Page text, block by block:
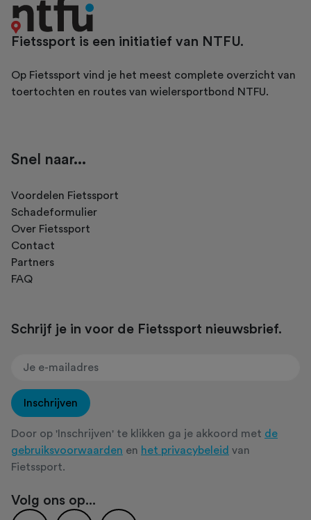
Fietssport is een initiatief van NTFU.
Op Fietssport vind je het meest complete overzicht van
toertochten en routes van wielersportbond NTFU.
Snel naar...
Voordelen Fietssport
Schadeformulier
Over Fietssport
Contact
Partners
FAQ
Schrijf je in voor de Fietssport nieuwsbrief.
Inschrijven
Door op 'Inschrijven' te klikken ga je akkoord met de
gebruiksvoorwaarden en het privacybeleid van
Fietssport.
Volg ons op...